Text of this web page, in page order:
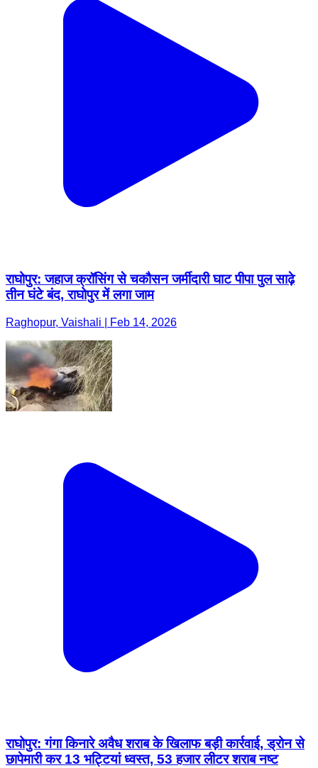
राघोपुर: जहाज क्रॉसिंग से चकौसन जर्मीदारी घाट पीपा पुल साढ़े
तीन घंटे बंद, राघोपुर में लगा जाम
Raghopur, Vaishali | Feb 14, 2026
राघोपुर: गंगा किनारे अवैध शराब के खिलाफ बड़ी कार्रवाई, ड्रोन से
छापेमारी कर 13 भट्टियां ध्वस्त, 53 हजार लीटर शराब नष्ट